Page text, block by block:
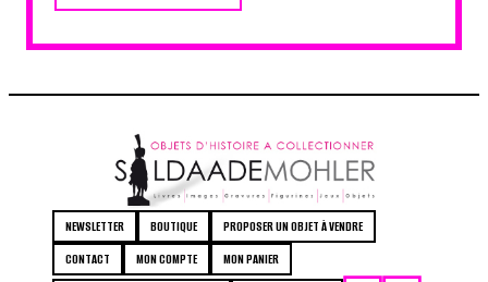
NEWSLETTER BOUTIQUE
PROPOSER UN OBJET À VENDRE
CONTACT
MON COMPTE MON PANIER